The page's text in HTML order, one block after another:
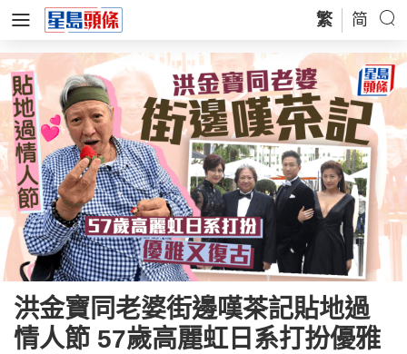
繁 简
洪金寶同老婆街邊嘆茶記貼地過
情人節 57歲高麗虹日系打扮優雅